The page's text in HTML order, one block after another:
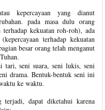
kepercayaan yang dianut
pada masa dulu orang
terhadap kekuatan roh-roh), ada
terhadap kekuatan
besar orang telah menganut
tari, seni suara, seni lukis, seni
drama. Bentuk-bentuk seni ini
ke waktu.
terjadi, dapat diketahui karena